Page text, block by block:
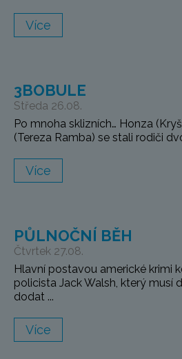
Více
3BOBULE
Středa 26.08.
Po mnoha sklizních… Honza
(Tereza Ramba) se stali rodiči
Více
PŮLNOČNÍ BĚH
Čtvrtek 27.08.
Hlavní postavou americké krimi
policista Jack Walsh, který musí
dodat ...
Více